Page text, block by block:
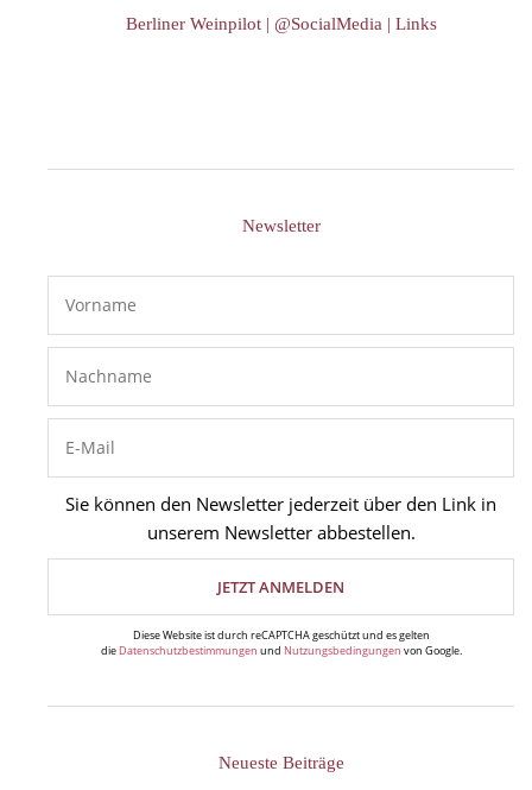
Berliner Weinpilot | @SocialMedia | Links
Newsletter
Sie können den Newsletter jederzeit über den Link in
unserem Newsletter abbestellen.
Diese Website ist durch reCAPTCHA geschützt und es gelten
die Datenschutzbestimmungen und Nutzungsbedingungen von Google.
Neueste Beiträge